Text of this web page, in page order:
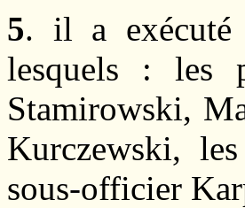
5. il a exécuté
lesquels : les
Stamirowski,
Kurczewski,
sous-officier